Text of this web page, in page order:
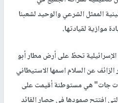
الممثل الشرعي والوحيد لشعبنا
موازية لقيادتها.
تحطّ على أرض مطار أبو
عن السلام اسمها الاستيطاني
جات" هي مستوطنة أقيمت على